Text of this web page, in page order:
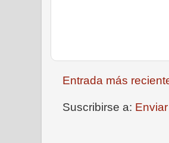
Entrada más
Suscribirse a: